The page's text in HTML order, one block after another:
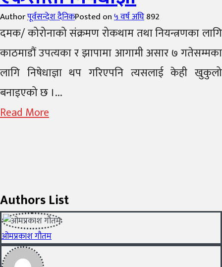
Authorपूर्वसन्देश दैनिकPosted on५ वर्ष अघि892
दमक/ कोरोनाको संक्रमण रोकथाम तथा नियन्त्रणका लागि
काठमाडौं उपत्यका र झापामा आगामी असार ७ गतेसम्मका
लागि निषेधाज्ञा थप गरिएपनि त्यसलाई केही खुकुलो
बनाइएको छ ।...
Read More
Authors List
ओमप्रकाश गौतम